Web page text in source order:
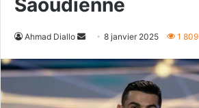
Saoudienne
Ahmad Diallo
Envoyer
courriel
8 janvier 2025 1 809